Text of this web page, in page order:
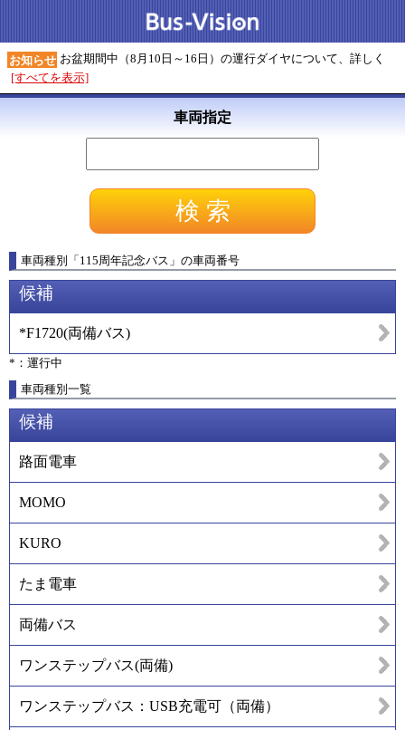
お知らせ お盆期間中（8月10日～16日）の運行ダイヤについて、詳しく
[すべてを表示]
車両指定
車両種別 「115周年記念バス 」 の車両番号
候補
*F1720(両備バス)
*：運行中
車両種別一覧
候補
路面電車
MOMO
KURO
たま電車
両備バス
ワンステップバス(両備)
ワンステップバス：USB充電可（両備）